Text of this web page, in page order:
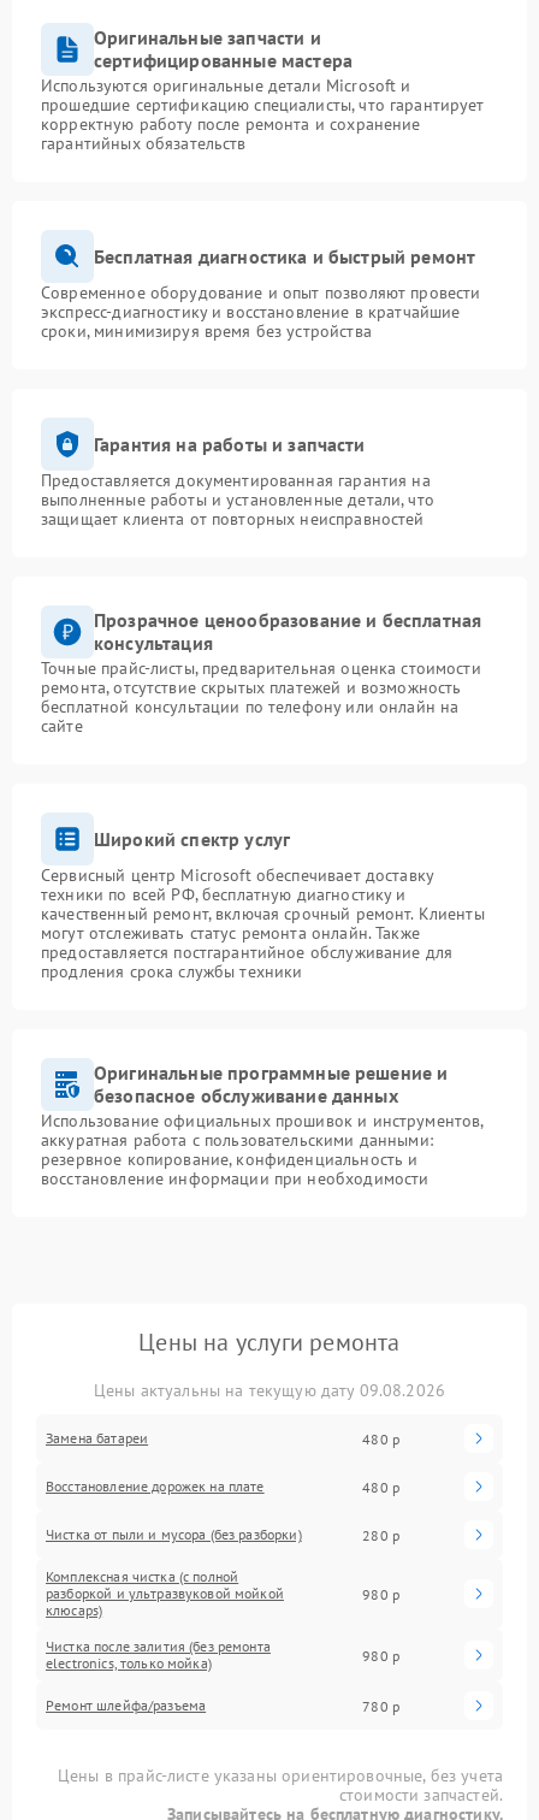
Оригинальные запчасти и
сертифицированные мастера
Используются оригинальные детали Microsoft и
прошедшие сертификацию специалисты, что гарантирует
корректную работу после ремонта и сохранение
гарантийных обязательств
Бесплатная диагностика и быстрый ремонт
Современное оборудование и опыт позволяют провести
экспресс-диагностику и восстановление в кратчайшие
сроки, минимизируя время без устройства
Гарантия на работы и запчасти
Предоставляется документированная гарантия на
выполненные работы и установленные детали, что
защищает клиента от повторных неисправностей
Прозрачное ценообразование и бесплатная
консультация
Точные прайс-листы, предварительная оценка стоимости
ремонта, отсутствие скрытых платежей и возможность
бесплатной консультации по телефону или онлайн на
сайте
Широкий спектр услуг
Сервисный центр Microsoft обеспечивает доставку
техники по всей РФ, бесплатную диагностику и
качественный ремонт, включая срочный ремонт. Клиенты
могут отслеживать статус ремонта онлайн. Также
предоставляется постгарантийное обслуживание для
продления срока службы техники
Оригинальные программные решение и
безопасное обслуживание данных
Использование официальных прошивок и инструментов,
аккуратная работа с пользовательскими данными:
резервное копирование, конфиденциальность и
восстановление информации при необходимости
Цены на услуги ремонта
Цены актуальны на текущую дату 09.08.2026
Замена батареи 480 р
Восстановление дорожек на плате 480 р
Чистка от пыли и мусора (без разборки) 280 р
Комплексная чистка (с полной
разборкой и ультразвуковой мойкой
клюcaps)
980 р
Чистка после залития (без ремонта
electronics, только мойка)
980 р
Ремонт шлейфа/разъема 780 р
Цены в прайс-листе указаны ориентировочные, без учета
стоимости запчастей.
Записывайтесь на бесплатную диагностику.